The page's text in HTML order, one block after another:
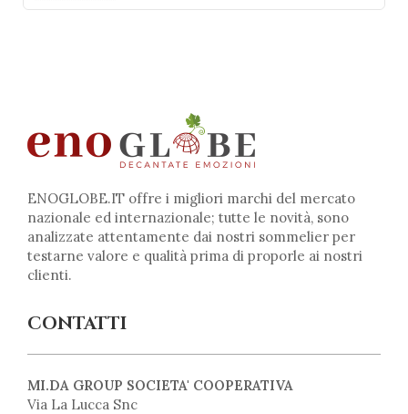
ENOGLOBE.IT offre i migliori marchi del mercato
nazionale ed internazionale; tutte le novità, sono
analizzate attentamente dai nostri sommelier per
testarne valore e qualità prima di proporle ai nostri
clienti.
CONTATTI
MI.DA GROUP SOCIETA' COOPERATIVA
Via La Lucca Snc